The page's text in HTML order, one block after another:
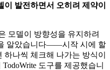
발전하면서 오히려 제약이
모델이 방향성을 유지하려
알았습니다——시작 시에 할
나씩 체크해 나가는 방식이
도구를 제공했습니